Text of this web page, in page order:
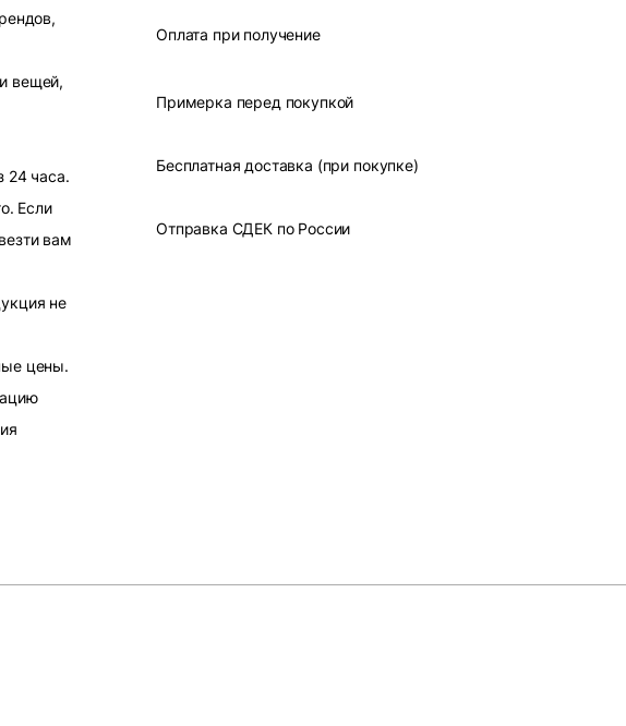
вещей,
24 часа.
Если
вам
не
цены.
Оплата при получение
Примерка перед покупкой
Бесплатная доставка (при покупке)
Отправка СДЕК по России